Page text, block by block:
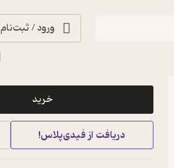
ورود / ثبت‌نام
خرید
دریافت از فیدی‌پلاس!